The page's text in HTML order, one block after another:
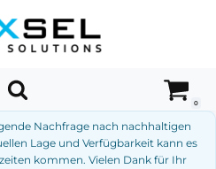
0
Nachfrage nach nachhaltigen
Lage und Verfügbarkeit kann es
kommen. Vielen Dank für Ihr